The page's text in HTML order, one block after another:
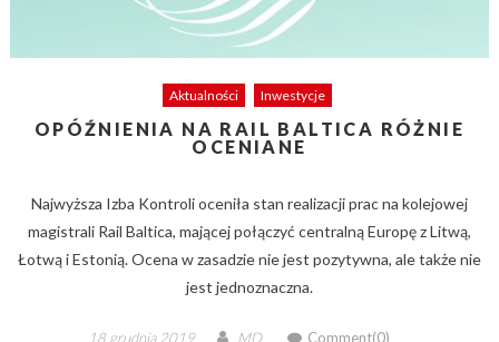
Aktualności Inwestycje
OPÓŹNIENIA NA RAIL BALTICA RÓŻNIE
OCENIANE
Najwyższa Izba Kontroli oceniła stan realizacji prac na kolejowej
magistrali Rail Baltica, mającej połączyć centralną Europę z Litwą,
Łotwą i Estonią. Ocena w zasadzie nie jest pozytywna, ale także nie
jest jednoznaczna.
Posted
18 grudnia 2019 Author
MD Comment(0)